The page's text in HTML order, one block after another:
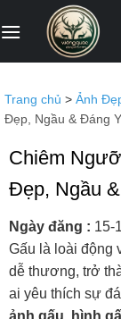
qua
Trang chủ > Ảnh
Đẹp, Ngầu & Đáng
Chiêm
Đẹp, Ngầu
Ngày đăng : 15-
Gấu là loài động
dễ thương, trở
ai yêu thích sự
ảnh gấu, hình